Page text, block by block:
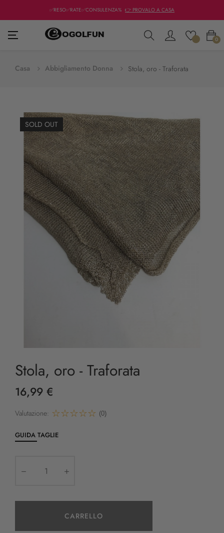
✅RESO✅RATE✅CONSULENZA% 👉 PROVALO A CASA
navigazione
☰ 0
Casa Abbigliamento Donna Stola, oro - Traforata
SOLD OUT
Stola, oro - Traforata
16,99 €
Valutazione: (0)
GUIDA TAGLIE
CARRELLO